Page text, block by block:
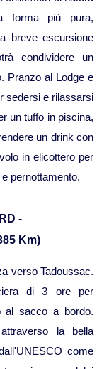
forma più pura,
breve escursione
condividere un
Pranzo al Lodge e
sedersi e rilassarsi
un tuffo in piscina,
un drink con
in elicottero per
pernottamento.
-
Km)
verso Tadoussac.
di 3 ore per
al sacco a bordo.
la bella
come